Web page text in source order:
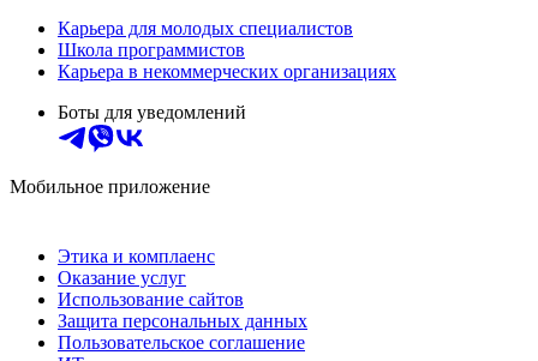
Карьера для молодых специалистов
Школа программистов
Карьера в некоммерческих организациях
Боты для уведомлений
Мобильное приложение
Этика и комплаенс
Оказание услуг
Использование сайтов
Защита персональных данных
Пользовательское соглашение